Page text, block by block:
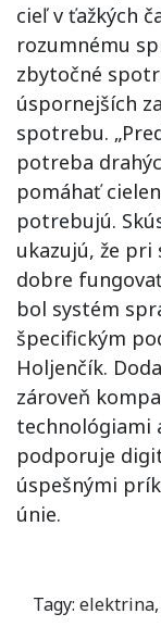
cieľ v ťažkých
rozumnému
zbytočné
úspornejších
spotrebu.
potreba
pomáhať
potrebujú.
ukazujú, že pri
dobre
bol systém
špecifickým
Holjenčík.
zároveň
technológiami
podporuje
úspešnými
únie.
Tagy: elektrina,